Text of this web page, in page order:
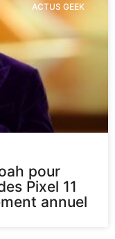
ACTUS GEEK
pour
Pixel 11
annuel